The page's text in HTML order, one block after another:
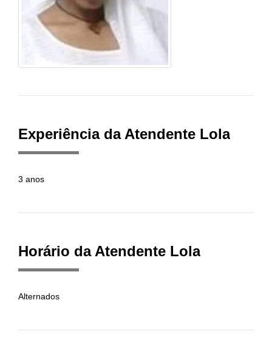
Experiência da Atendente Lola
3 anos
Horário da Atendente Lola
Alternados